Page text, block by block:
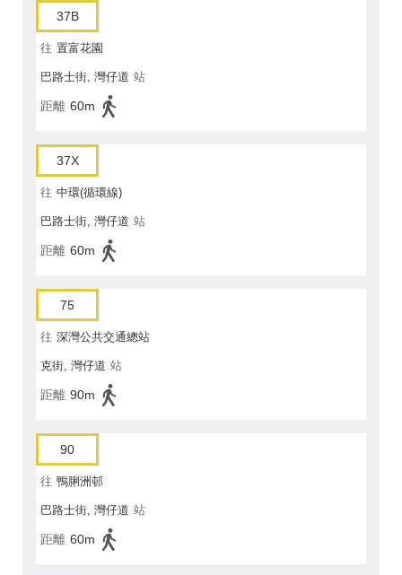
37B
往 置富花園
巴路士街, 灣仔道 站
距離 60m
37X
往 中環(循環線)
巴路士街, 灣仔道 站
距離 60m
75
往 深灣公共交通總站
克街, 灣仔道 站
距離 90m
90
往 鴨脷洲邨
巴路士街, 灣仔道 站
距離 60m